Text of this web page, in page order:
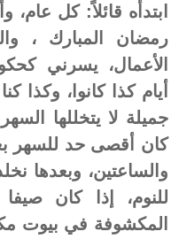
ابتدأه قائلاً: كل
رمضان المبارك ،
الأعمال، يسرني
أيام كذا كانوا، وكذا
جميلة لا يتخللها
كان أقصى حد للسهر
والساعتين، وبعدها
للنوم، إذا كان
المكشوفة في بيوت